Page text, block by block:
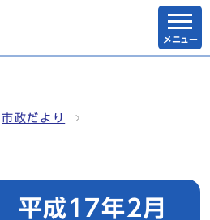
メニュー
市政だより
平成17年2月